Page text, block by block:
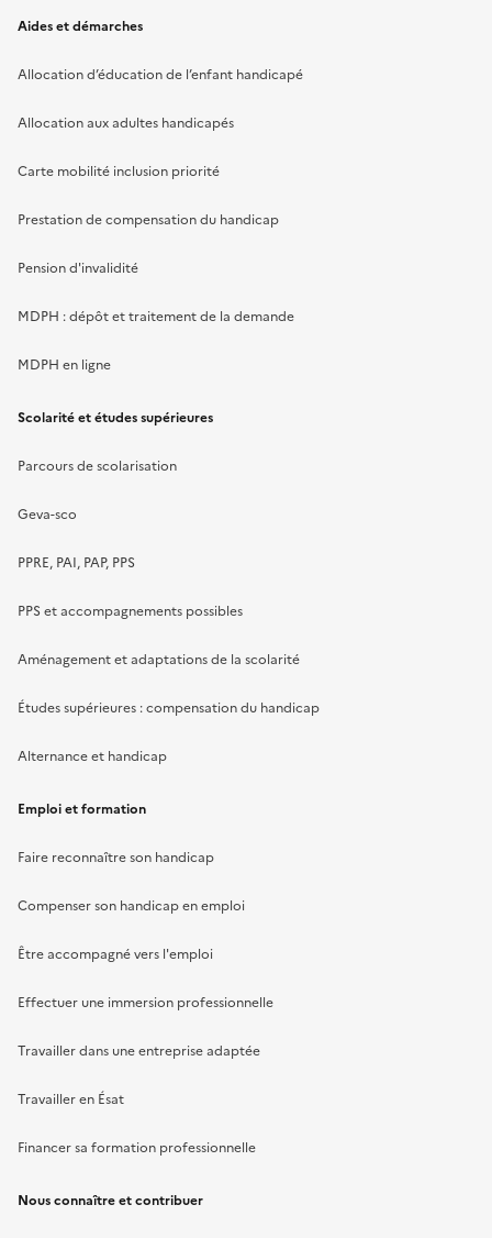
Aides et démarches
Allocation d’éducation de l’enfant handicapé
Allocation aux adultes handicapés
Carte mobilité inclusion priorité
Prestation de compensation du handicap
Pension d'invalidité
MDPH : dépôt et traitement de la demande
MDPH en ligne
Scolarité et études supérieures
Parcours de scolarisation
Geva-sco
PPRE, PAI, PAP, PPS
PPS et accompagnements possibles
Aménagement et adaptations de la scolarité
Études supérieures : compensation du handicap
Alternance et handicap
Emploi et formation
Faire reconnaître son handicap
Compenser son handicap en emploi
Être accompagné vers l'emploi
Effectuer une immersion professionnelle
Travailler dans une entreprise adaptée
Travailler en Ésat
Financer sa formation professionnelle
Nous connaître et contribuer